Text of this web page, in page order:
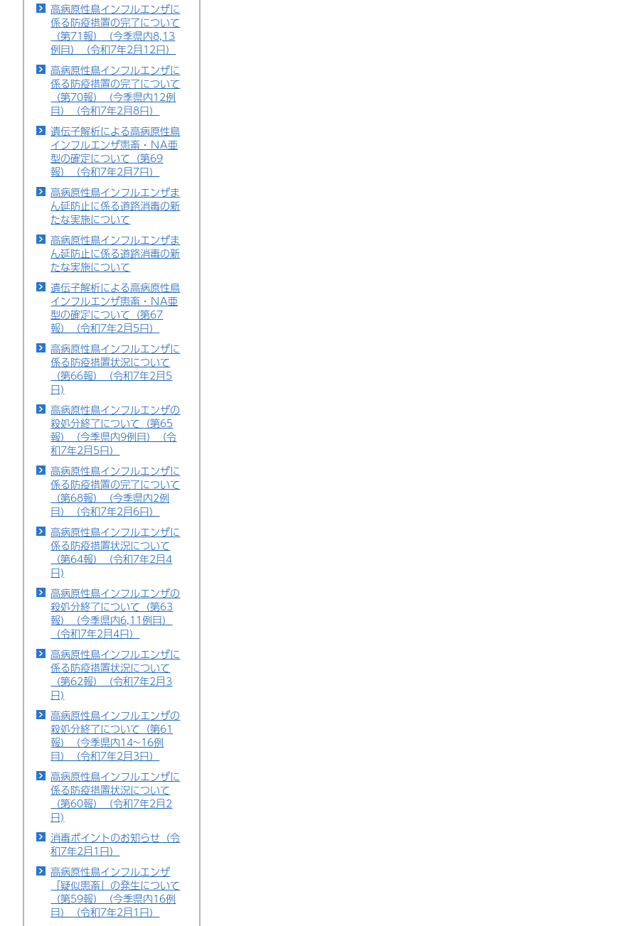
高病原性鳥インフルエンザに
係る防疫措置の完了について
（第71報）（今季県内8,13
例目）（令和7年2月12日）
高病原性鳥インフルエンザに
係る防疫措置の完了について
（第70報）（今季県内12例
目）（令和7年2月8日）
遺伝子解析による高病原性鳥
インフルエンザ患畜・ＮA亜
型の確定について（第69
報）（令和7年2月7日）
高病原性鳥インフルエンザま
ん延防止に係る道路消毒の新
たな実施について
高病原性鳥インフルエンザま
ん延防止に係る道路消毒の新
たな実施について
遺伝子解析による高病原性鳥
インフルエンザ患畜・ＮA亜
型の確定について（第67
報）（令和7年2月5日）
高病原性鳥インフルエンザに
係る防疫措置状況について
（第66報）（令和7年2月5
日)
高病原性鳥インフルエンザの
殺処分終了について（第65
報）（今季県内9例目）（令
和7年2月5日）
高病原性鳥インフルエンザに
係る防疫措置の完了について
（第68報）（今季県内2例
目）（令和7年2月6日）
高病原性鳥インフルエンザに
係る防疫措置状況について
（第64報）（令和7年2月4
日)
高病原性鳥インフルエンザの
殺処分終了について（第63
報）（今季県内6,11例目）
（令和7年2月4日）
高病原性鳥インフルエンザに
係る防疫措置状況について
（第62報）（令和7年2月3
日)
高病原性鳥インフルエンザの
殺処分終了について（第61
報）（今季県内14~16例
目）（令和7年2月3日）
高病原性鳥インフルエンザに
係る防疫措置状況について
（第60報）（令和7年2月2
日)
消毒ポイントのお知らせ（令
和7年2月1日）
高病原性鳥インフルエンザ
「疑似患畜」の発生について
（第59報）（今季県内16例
目）（令和7年2月1日）